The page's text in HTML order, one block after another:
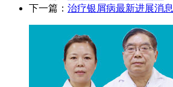
下一篇： 治疗银屑病最新进展消息